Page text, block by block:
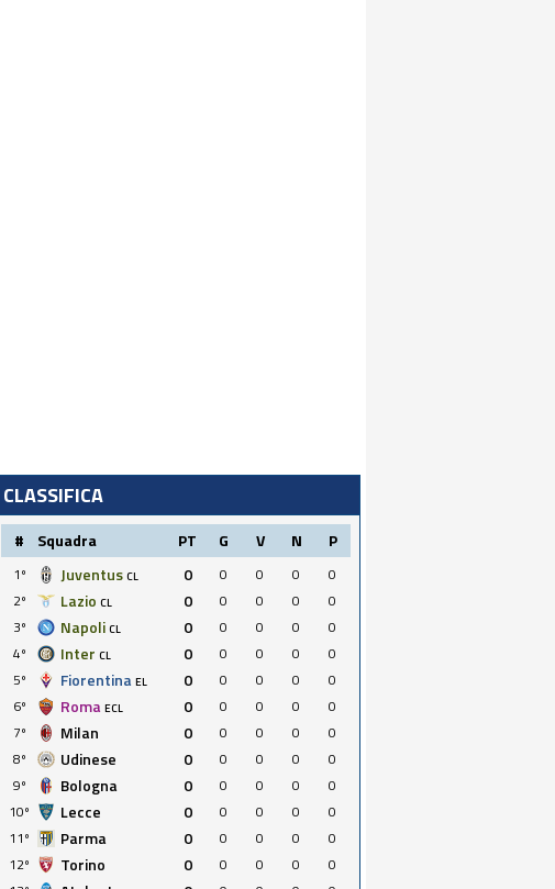
CLASSIFICA
# Squadra PT G V N P
1º Juventus CL 0 0 0 0
0
2º
Lazio CL 0 0 0 0
0
3º
Napoli CL 0 0 0 0
0
4º
Inter CL 0 0 0 0
0
5º
Fiorentina EL 0 0 0 0
0
6º
Roma ECL 0 0 0 0
0
7º
Milan 0 0 0 0
0
8º
Udinese 0 0 0 0
0
9º
Bologna 0 0 0 0
0
10º
Lecce 0 0 0 0
0
11º
Parma 0 0 0 0
0
12º
Torino 0 0 0 0
0